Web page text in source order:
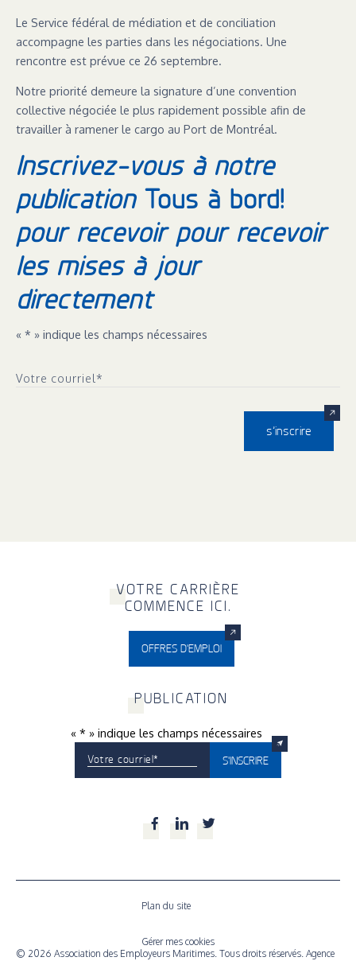
Le Service fédéral de médiation et de conciliation
accompagne les parties dans les négociations. Une
rencontre est prévue ce 26 septembre.
Notre priorité demeure la signature d’une convention
collective négociée le plus rapidement possible afin de
travailler à ramener le cargo au Port de Montréal.
Inscrivez-vous à notre
publication Tous à bord!
pour recevoir pour recevoir
les mises à jour
directement
« * » indique les champs nécessaires
Votre courriel*
s’inscrire
PUBLICATION
« * » indique les champs nécessaires
Votre courriel* S'INSCRIRE
FacebookLinkedInTwitter
VOTRE CARRIÈRE
COMMENCE ICI.
OFFRES D'EMPLOI
Plan du site
Gérer mes cookies
© 2026 Association des Employeurs Maritimes. Tous droits réservés. Agence